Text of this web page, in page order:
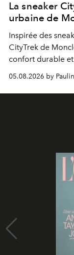
La sneaker
urbaine de
Inspirée des
CityTrek de
confort durable
accompagner
05.08.2026 by